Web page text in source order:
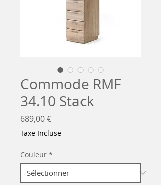
Commode RMF
34.10 Stack
689,00 €Prix
Taxe Incluse
Couleur *